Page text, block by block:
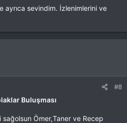
ayrıca sevindim. İzlenimlerini ve
#8
Buluşması
Ömer,Taner ve Recep